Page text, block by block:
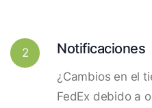
2 Notificaciones
¿Cambios en el
FedEx debido a